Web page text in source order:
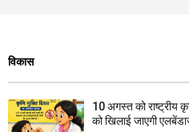
विकास
10 अगस्त को राष्ट्रीय
को खिलाई जाएगी